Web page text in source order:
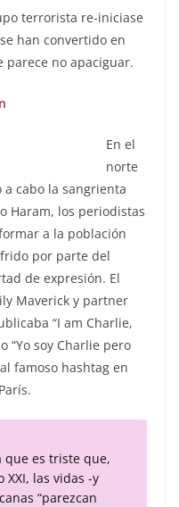
terrorista re-iniciase
han convertido en
parece no apaciguar.
En el
norte
cabo la sangrienta
Haram, los periodistas
a la población
por parte del
de expresión. El
Maverick y partner
“I am Charlie,
“Yo soy Charlie pero
famoso hashtag en
que es triste que,
XXI, las vidas -y
“parezcan